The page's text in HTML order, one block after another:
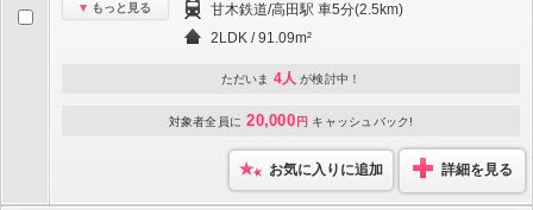
もっと見る
甘木鉄道/高田駅 車5分(2.5km)
2LDK / 91.09m²
ただいま 4人 が検討中！
対象者全員に 20,000 円 キャッシュバック!
お気に入りに追加 詳細を見る